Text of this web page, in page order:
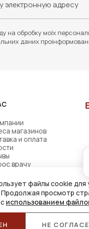
на обробку моїх
даних
файлы cookie для
просмотр
использованием
НЕ
магазинов
и оплата
врачу